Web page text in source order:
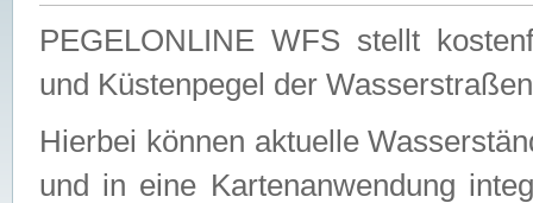
PEGELONLINE WFS stellt
und Küstenpegel der
Hierbei können aktuelle
und in eine Kartenanwendung